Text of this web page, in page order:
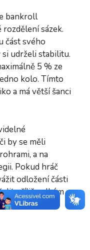
bankroll
sázek.
část svého
udrželi stabilitu.
5 % ze
kolo. Tímto
a má větší šanci
by se měli
a na
Pokud hráč
odložení části
příliš velkým
otočilo.